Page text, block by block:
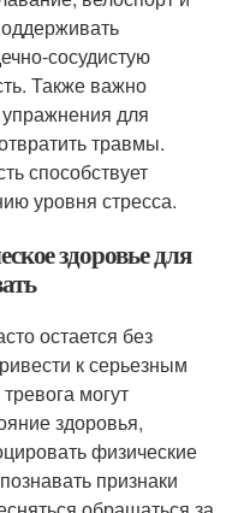
сосудистую
Также важно
для
травмы.
способствует
уровня стресса.
здоровье для
остается без
к серьезным
могут
здоровья,
физические
признаки